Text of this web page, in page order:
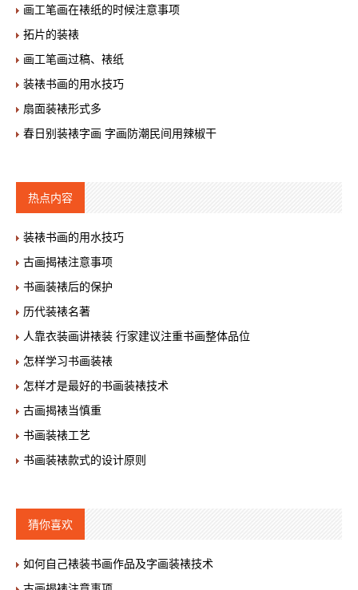
画工笔画在裱纸的时候注意事项
拓片的装裱
画工笔画过稿、裱纸
装裱书画的用水技巧
扇面装裱形式多
春日别装裱字画 字画防潮民间用辣椒干
热点内容
装裱书画的用水技巧
古画揭裱注意事项
书画装裱后的保护
历代装裱名著
人靠衣装画讲裱装 行家建议注重书画整体品位
怎样学习书画装裱
怎样才是最好的书画装裱技术
古画揭裱当慎重
书画装裱工艺
书画装裱款式的设计原则
猜你喜欢
如何自己裱装书画作品及字画装裱技术